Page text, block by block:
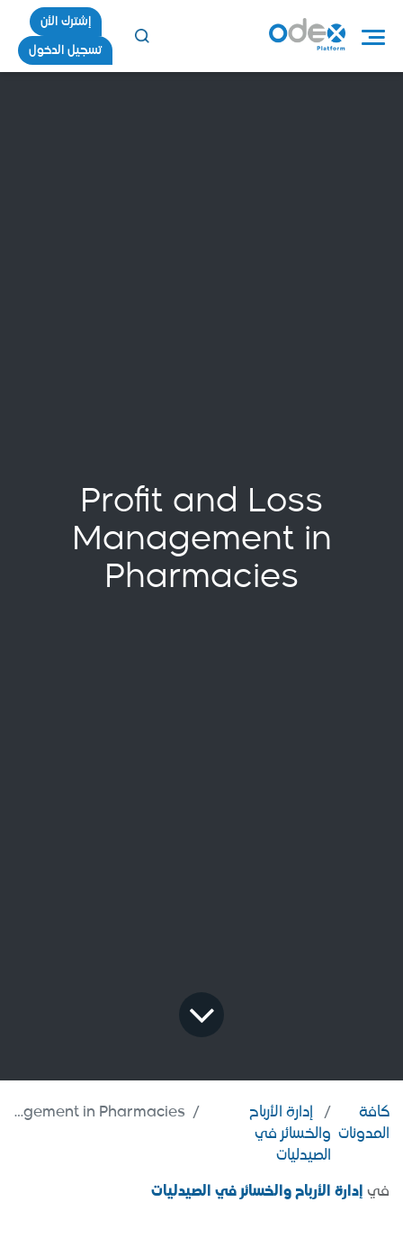
إشترك الأن
تسجيل الدخول
Profit and Loss
Management in
Pharmacies
كافة
المدونات
إدارة الأرباح
والخسائر في
الصيدليات
Profit and Loss Management in Pharmacies
في إدارة الأرباح والخسائر في الصيدليات